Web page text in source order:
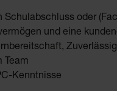
Schulabschluss oder
und eine
Team
Kenntnisse